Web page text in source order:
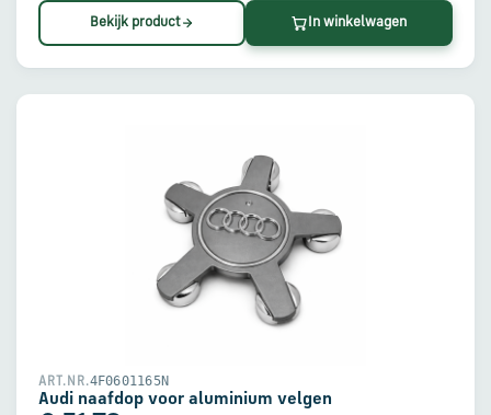
Bekijk product In winkelwagen
ART.NR.4F0601165N
Audi naafdop voor aluminium velgen